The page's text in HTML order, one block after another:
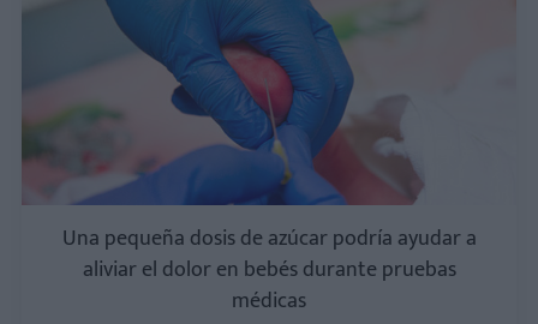
Una pequeña dosis de azúcar podría ayudar a
aliviar el dolor en bebés durante pruebas
médicas